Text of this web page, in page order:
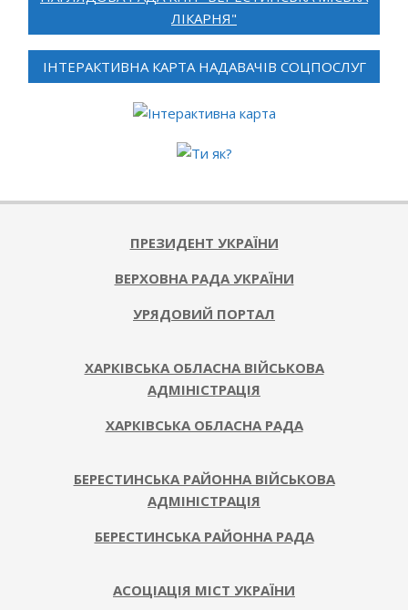
ЛІКАРНЯ"
ІНТЕРАКТИВНА КАРТА НАДАВАЧІВ СОЦПОСЛУГ
ПРЕЗИДЕНТ УКРАЇНИ
ВЕРХОВНА РАДА УКРАЇНИ
УРЯДОВИЙ ПОРТАЛ
ХАРКІВСЬКА ОБЛАСНА ВІЙСЬКОВА
АДМІНІСТРАЦІЯ
ХАРКІВСЬКА ОБЛАСНА РАДА
БЕРЕСТИНСЬКА РАЙОННА ВІЙСЬКОВА
АДМІНІСТРАЦІЯ
БЕРЕСТИНСЬКА РАЙОННА РАДА
АСОЦІАЦІЯ МІСТ УКРАЇНИ